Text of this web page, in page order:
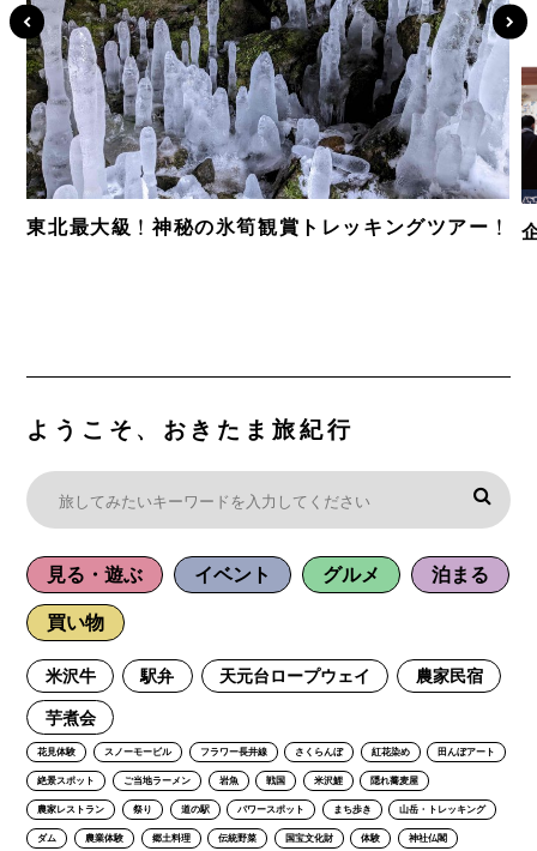
東北最大級！神秘の氷筍観賞トレッキングツアー！
ようこそ、おきたま旅紀行
見る・遊ぶ イベント グルメ 泊まる
買い物
米沢牛 駅弁 天元台ロープウェイ 農家民宿
芋煮会
花見体験 スノーモービル フラワー長井線 さくらんぼ 紅花染め 田んぼアート
絶景スポット ご当地ラーメン 岩魚 戦国 米沢鯉 隠れ蕎麦屋
農家レストラン 祭り 道の駅 パワースポット まち歩き 山岳・トレッキング
ダム 農業体験 郷土料理 伝統野菜 国宝文化財 体験 神社仏閣